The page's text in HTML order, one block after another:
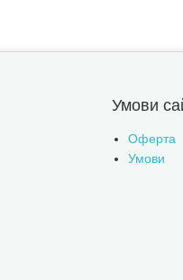
Умови
Оферта
Умови